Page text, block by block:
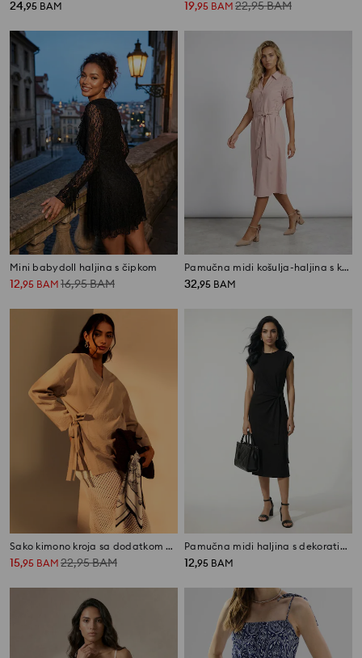
24,95 BAM 19,95 BAM 22,95BAM
Mini babydoll haljina s čipkom
12,95 BAM 16,95BAM
Pamučna midi košulja-haljina s kratkim rukavima
32,95 BAM
Sako kimono kroja sa dodatkom viskoze
15,95 BAM 22,95BAM
Pamučna midi haljina s dekorativnim vezom i prorezom
12,95 BAM